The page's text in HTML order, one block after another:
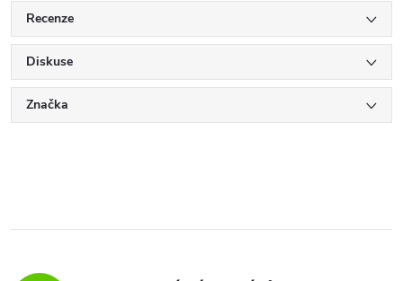
Recenze
Diskuse
Značka